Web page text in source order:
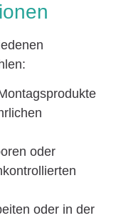
oder
oder in der